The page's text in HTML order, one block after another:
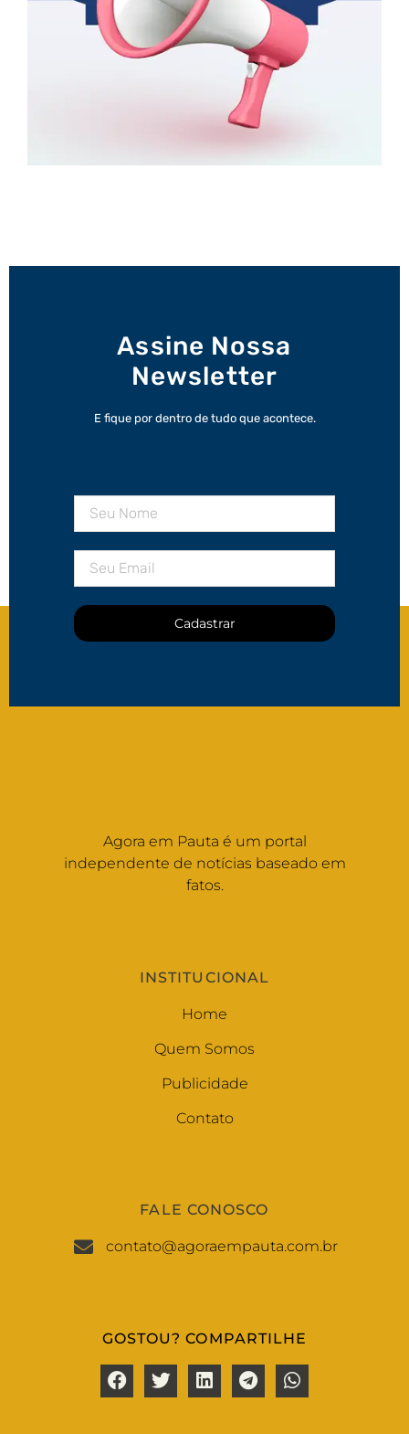
Assine Nossa
Newsletter
E fique por dentro de tudo que acontece.
Cadastrar
Agora em Pauta é um portal
independente de notícias baseado em
fatos.
INSTITUCIONAL
Home
Quem Somos
Publicidade
Contato
FALE CONOSCO
contato@agoraempauta.com.br
GOSTOU? COMPARTILHE